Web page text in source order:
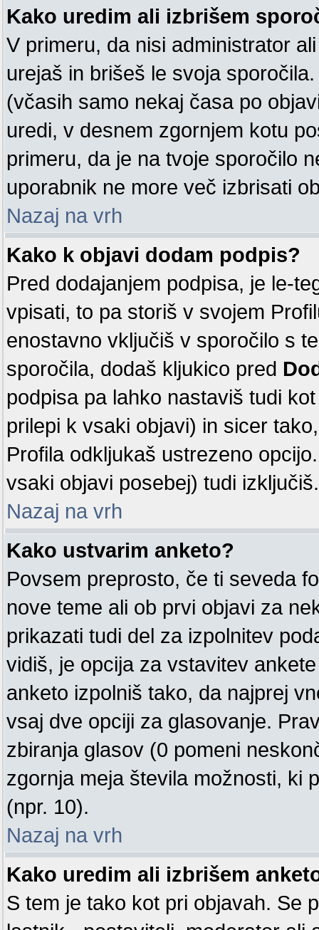
Kako uredim ali izbrišem
V primeru, da nisi administrator
urejaš in brišeš le svoja
(včasih samo nekaj časa po
uredi, v desnem zgornjem kotu
primeru, da je na tvoje sporočilo
uporabnik ne more več izbrisati
Nazaj na vrh
Kako k objavi dodam podpis?
Pred dodajanjem podpisa, je le-
vpisati, to pa storiš v svojem
enostavno vključiš v sporočilo s
sporočila, dodaš kljukico pred
podpisa pa lahko nastaviš tudi
prilepi k vsaki objavi) in sicer
Profila odkljukaš ustrezeno
vsaki objavi posebej) tudi izključiš.
Nazaj na vrh
Kako ustvarim anketo?
Povsem preprosto, če ti seveda
nove teme ali ob prvi objavi za
prikazati tudi del za izpolnitev
vidiš, je opcija za vstavitev
anketo izpolniš tako, da najprej
vsaj dve opciji za glasovanje.
zbiranja glasov (0 pomeni
zgornja meja števila možnosti, ki
(npr. 10).
Nazaj na vrh
Kako uredim ali izbrišem
S tem je tako kot pri objavah. Se